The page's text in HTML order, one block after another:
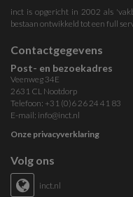
inct is opgericht in 2002 als
bestaan ontwikkeld tot een full
Contactgegevens
Post- en bezoekadres
Veenweg 34E
2631 CL Nootdorp
Telefoon: +31 (0)6 26 24 41 83
E-mail: info@inct.nl
Onze privacyverklaring
Volg ons
inct.nl